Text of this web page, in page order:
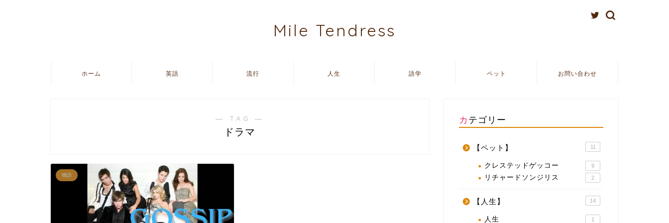
Mile Tendress
ホーム 英語 流行 人生 語学 ペット お問い合わせ
― TAG ―
ドラマ
物語
カテゴリー
【ペット】 11
クレステッドゲッコー 9
リチャードソンジリス 2
【人生】 14
人生 1